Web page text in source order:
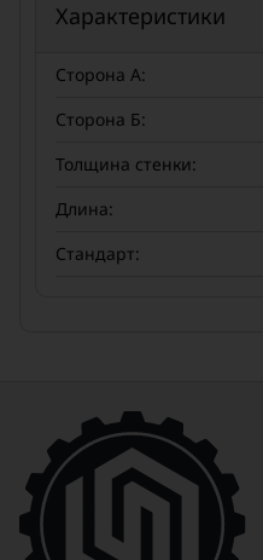
Характеристики
Сторона А:
Сторона Б:
Толщина стенки:
Длина:
Стандарт: